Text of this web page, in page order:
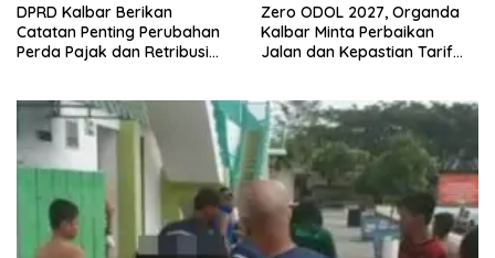
DPRD Kalbar Berikan
Catatan Penting Perubahan
Perda Pajak dan Retribusi
Zero ODOL 2027, Organda
Kalbar Minta Perbaikan
Jalan dan Kepastian Tarif